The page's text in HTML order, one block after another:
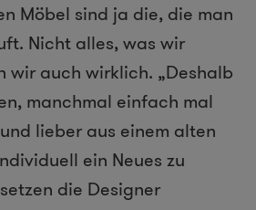
Möbel sind ja die, die man
Nicht alles, was wir
wir auch wirklich. „Deshalb
manchmal einfach mal
lieber aus einem alten
ein Neues zu
die Designer